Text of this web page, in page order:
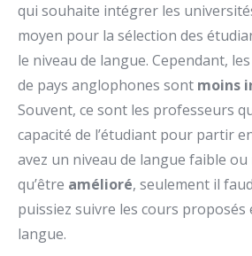
qui souhaite intégrer les
moyen pour la sélection des
le niveau de langue. Cependant,
de pays anglophones sont moins
Souvent, ce sont les professeurs
capacité de l’étudiant pour partir
avez un niveau de langue faible
qu’être amélioré, seulement il
puissiez suivre les cours proposés
langue.